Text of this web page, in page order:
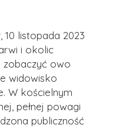
listopada 2023
i okolic
zobaczyć owo
widowisko
W kościelnym
pełnej powagi
publiczność